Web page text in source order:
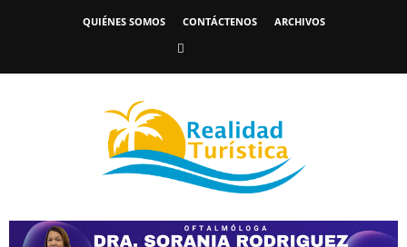
QUIÉNES SOMOS CONTÁCTENOS ARCHIVOS